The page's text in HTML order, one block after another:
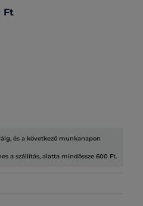
Ft
és a következő munkanapon
a szállítás, alatta mindössze 600 Ft.